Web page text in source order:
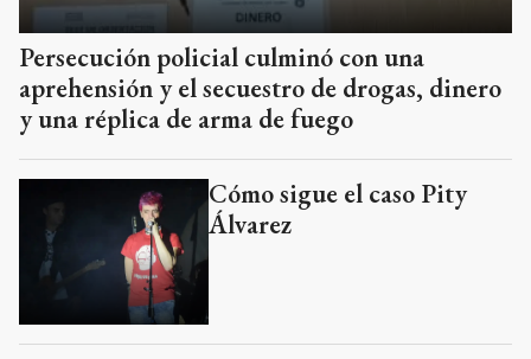
Persecución policial culminó con una
aprehensión y el secuestro de drogas, dinero
y una réplica de arma de fuego
Cómo sigue el caso Pity
Álvarez